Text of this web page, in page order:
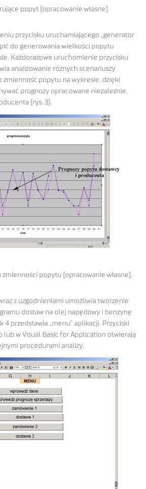
popyt (opracowanie własne).
przycisku uruchamiającego „generator
do generowania wielkości popytu
Każdorazowe uruchomienie przycisku
analizowanie różnych scenariuszy
zmienność popytu na wykresie, dzięki
prognozy opracowane niezależnie,
(rys. 3).
zmienności popytu (opracowanie własne).
z uzgodnieniami umożliwia tworzenie
dostaw na olej napędowy i benzynę
4 przedstawia „menu” aplikacji. Przyciski
lub w Visual Basic for Application otwierają
procedurami analizy.